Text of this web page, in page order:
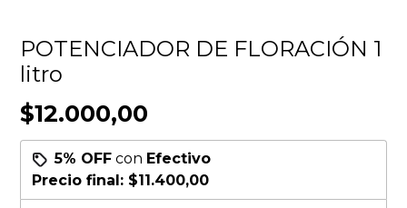
POTENCIADOR DE FLORACIÓN 1
litro
$12.000,00
5% OFF con Efectivo
Precio final: $11.400,00